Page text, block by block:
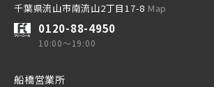
東京メトロ千代田線
千葉県流山市南流山2丁目17-8 Map
0120-88-4950
10:00～19:00
船橋営業所